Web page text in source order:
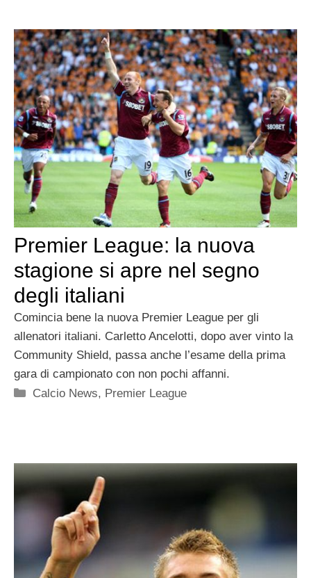
Premier League: la nuova
stagione si apre nel segno
degli italiani
Comincia bene la nuova Premier League per gli
allenatori italiani. Carletto Ancelotti, dopo aver vinto la
Community Shield, passa anche l’esame della prima
gara di campionato con non pochi affanni.
Categorie
Calcio News, Premier League